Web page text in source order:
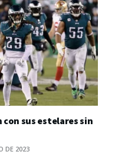
con sus estelares sin
DE 2023